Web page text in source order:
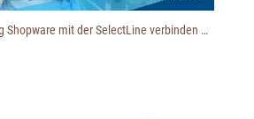
Webinaraufzeichnung Shopware mit der SelectLine verbinden mit unserem Partner SelectLine Schweiz